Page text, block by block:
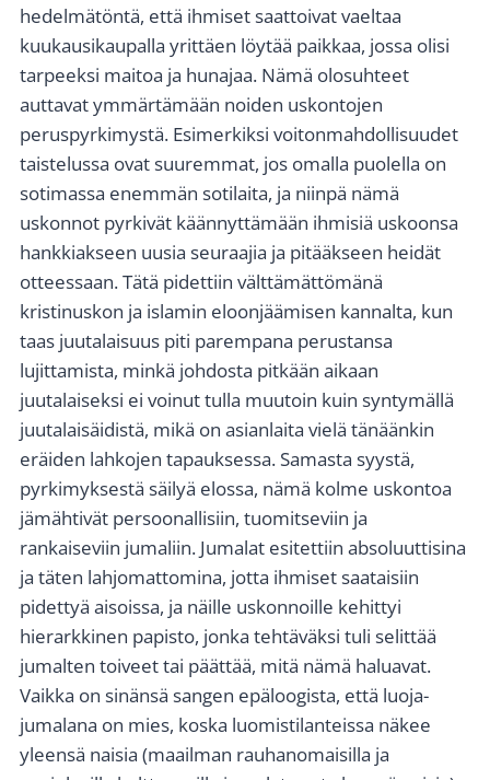
hedelmätöntä, että ihmiset saattoivat vaeltaa
kuukausikaupalla yrittäen löytää paikkaa, jossa olisi
tarpeeksi maitoa ja hunajaa. Nämä olosuhteet
auttavat ymmärtämään noiden uskontojen
peruspyrkimystä. Esimerkiksi voitonmahdollisuudet
taistelussa ovat suuremmat, jos omalla puolella on
sotimassa enemmän sotilaita, ja niinpä nämä
uskonnot pyrkivät käännyttämään ihmisiä uskoonsa
hankkiakseen uusia seuraajia ja pitääkseen heidät
otteessaan. Tätä pidettiin välttämättömänä
kristinuskon ja islamin eloonjäämisen kannalta, kun
taas juutalaisuus piti parempana perustansa
lujittamista, minkä johdosta pitkään aikaan
juutalaiseksi ei voinut tulla muutoin kuin syntymällä
juutalaisäidistä, mikä on asianlaita vielä tänäänkin
eräiden lahkojen tapauksessa. Samasta syystä,
pyrkimyksestä säilyä elossa, nämä kolme uskontoa
jämähtivät persoonallisiin, tuomitseviin ja
rankaiseviin jumaliin. Jumalat esitettiin absoluuttisina
ja täten lahjomattomina, jotta ihmiset saataisiin
pidettyä aisoissa, ja näille uskonnoille kehittyi
hierarkkinen papisto, jonka tehtäväksi tuli selittää
jumalten toiveet tai päättää, mitä nämä haluavat.
Vaikka on sinänsä sangen epäloogista, että luoja-
jumalana on mies, koska luomistilanteissa näkee
yleensä naisia (maailman rauhanomaisilla ja